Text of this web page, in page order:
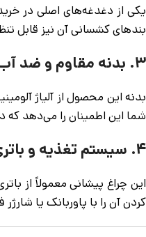
بندهای کشسانی آن نیز قابل
۳. بدنه مقاوم و ضد آب
بدنه این محصول از آلیاژ
شما این اطمینان را می‌دهد که
۴. سیستم تغذیه و باتری
کردن آن را با پاوربانک یا